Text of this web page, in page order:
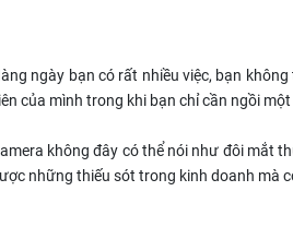
ngày bạn có rất nhiều việc, bạn
của mình trong khi bạn chỉ cần ngồi một
không đây có thể nói như đôi mắt
những thiếu sót trong kinh doanh mà